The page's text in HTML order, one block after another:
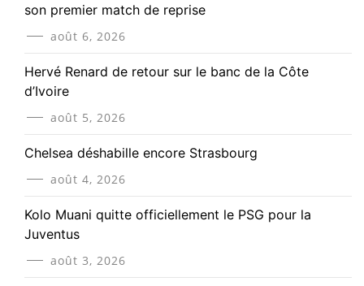
son premier match de reprise
août 6, 2026
Hervé Renard de retour sur le banc de la Côte
d’Ivoire
août 5, 2026
Chelsea déshabille encore Strasbourg
août 4, 2026
Kolo Muani quitte officiellement le PSG pour la
Juventus
août 3, 2026